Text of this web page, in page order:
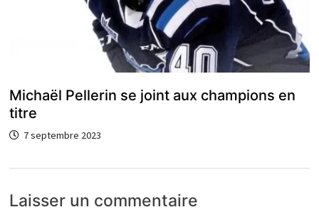
Michaël Pellerin se joint aux champions en
titre
7 septembre 2023
Laisser un commentaire